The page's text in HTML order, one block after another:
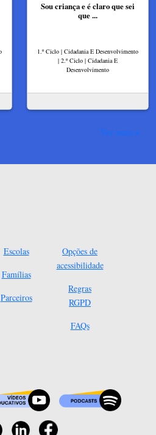
Sou criança e é claro que sei
que ...
1.º Ciclo | Cidadania E Desenvolvimento
| 2.º Ciclo | Cidadania E
Desenvolvimento
Ver mais
Escolas
Famílias
Parceiros
Opções de
acessibilidade
Regras
RGPD
FAQs